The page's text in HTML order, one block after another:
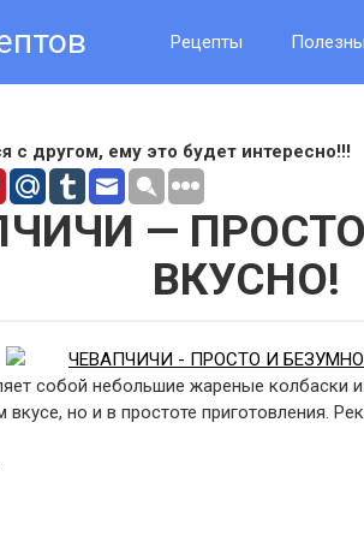
Рецепты
с другом, ему это будет интересно!!!
—
ВКУСНО!
собой небольшие жареные колбаски
но и в простоте приготовления.